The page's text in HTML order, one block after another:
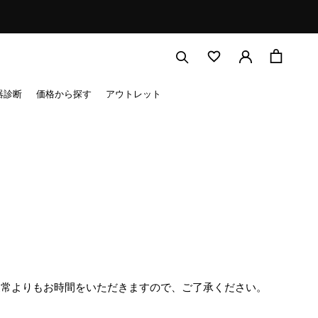
診断 価格から探す アウトレット
りもお時間をいただきますので、ご了承ください。